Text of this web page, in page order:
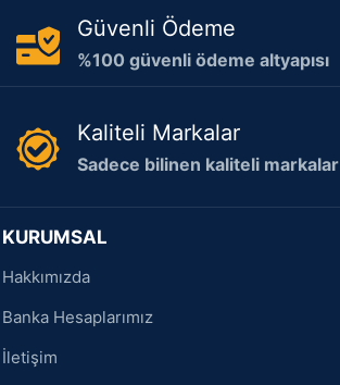
Güvenli Ödeme
%100 güvenli ödeme altyapısı
Kaliteli Markalar
Sadece bilinen kaliteli markalar
KURUMSAL
Hakkımızda
Banka Hesaplarımız
İletişim